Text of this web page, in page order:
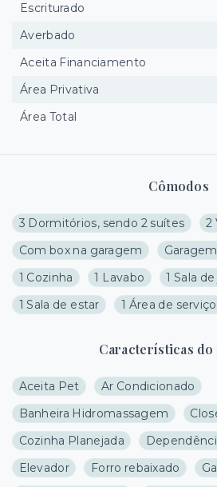
Cômodos
3 Dormitórios, sendo 2 suítes
2
Com box na garagem
1 Cozinha
1 Lavabo
1 Sala
1 Sala de estar
1 Área de serviço
Características do
Aceita Pet
Ar Condicionado
Banheira Hidromassagem
Cozinha Planejada
Elevador
Forro rebaixado
Escriturado
Averbado
Aceita Financiamento
Área Privativa
Área Total